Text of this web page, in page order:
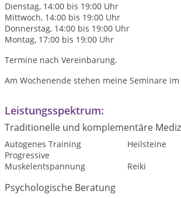
Dienstag, 14:00 bis 19:00 Uhr
Mittwoch, 14:00 bis 19:00 Uhr
Donnerstag, 14:00 bis 19:00 Uhr
Montag, 17:00 bis 19:00 Uhr
Termine nach Vereinbarung.
Am Wochenende stehen meine Seminare
Leistungsspektrum:
Traditionelle und komplementäre
Autogenes Training
Heilsteine
Progressive
Muskelentspannung
Reiki
Psychologische Beratung